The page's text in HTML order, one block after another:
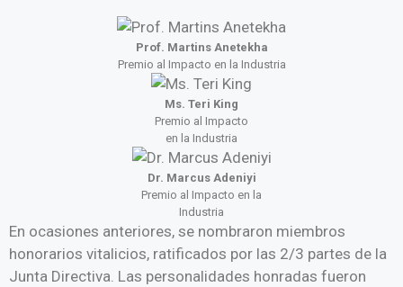
Prof. Martins Anetekha
Premio al Impacto en la Industria
Ms. Teri King
Premio al Impacto
en la Industria
Dr. Marcus Adeniyi
Premio al Impacto en la
Industria
En ocasiones anteriores, se nombraron miembros
honorarios vitalicios, ratificados por las 2/3 partes de la
Junta Directiva. Las personalidades honradas fueron